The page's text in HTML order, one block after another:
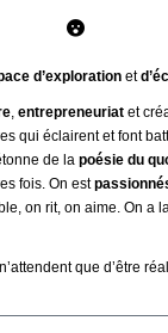
d’exploration et
entrepreneuriat et
qui éclairent et font
de la poésie du
fois. On est
on rit, on aime. On a
que d’être